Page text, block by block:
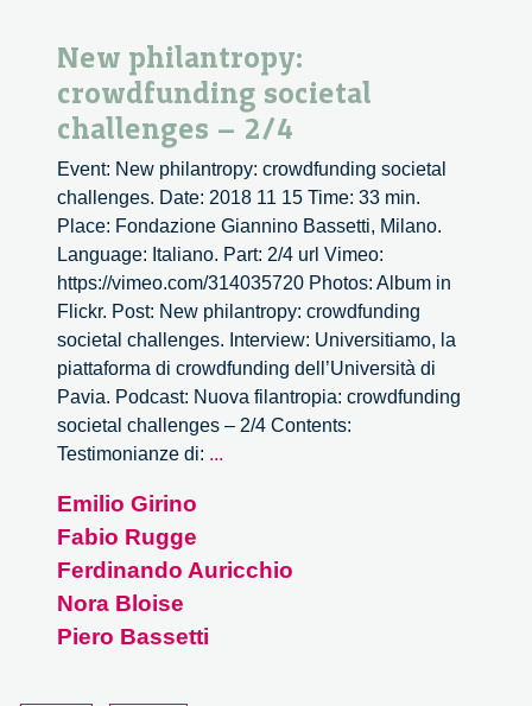
New philantropy:
crowdfunding societal
challenges – 2/4
Event: New philantropy: crowdfunding societal
challenges. Date: 2018 11 15 Time: 33 min.
Place: Fondazione Giannino Bassetti, Milano.
Language: Italiano. Part: 2/4 url Vimeo:
https://vimeo.com/314035720 Photos: Album in
Flickr. Post: New philantropy: crowdfunding
societal challenges. Interview: Universitiamo, la
piattaforma di crowdfunding dell’Università di
Pavia. Podcast: Nuova filantropia: crowdfunding
societal challenges – 2/4 Contents:
Testimonianze di: ...
challenges
Emilio Girino
Fabio Rugge
Ferdinando Auricchio
Nora Bloise
Piero Bassetti